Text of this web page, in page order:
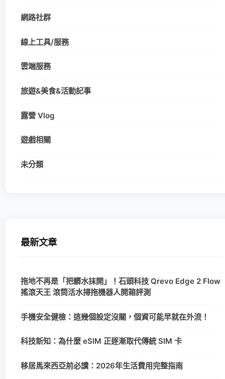
網路社群
線上工具/服務
雲端服務
旅遊&美食&活動記事
露營 Vlog
遊戲相關
未分類
最新文章
拖地不再是「把髒水抹開」！石頭科技 Qrevo Edge 2 Flow
搖滾天王 滾筒活水掃拖機器人開箱評測
手機安全健檢：這幾個設定沒關，個資可能早就在外流！
科技新知：為什麼 eSIM 正逐漸取代傳統 SIM 卡
移居馬來西亞前必讀：2026年生活費用完整指南